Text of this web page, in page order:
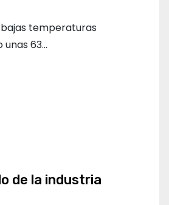
temperaturas
63…
de la industria